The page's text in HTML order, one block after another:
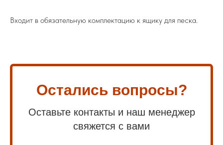
Входит в обязательную комплектацию к ящику для песка.
Остались вопросы?
Оставьте контакты и наш менеджер
свяжется с вами